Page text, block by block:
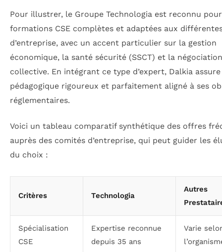
Pour illustrer, le Groupe Technologia est reconnu
formations CSE complètes et adaptées aux
d’entreprise, avec un accent particulier sur la gestion
économique, la santé sécurité (SSCT) et la négociation
collective. En intégrant ce type d’expert, Dalkia
pédagogique rigoureux et parfaitement aligné à ses
réglementaires.
Voici un tableau comparatif synthétique des offres
auprès des comités d’entreprise, qui peut guider les
du choix :
Critères Technologia
Autres
Spécialisation
CSE
Expertise reconnue
depuis 35 ans
Varie